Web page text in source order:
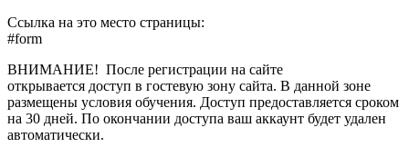
Ссылка на это место страницы:
#form
ВНИМАНИЕ! После регистрации на сайте
открывается доступ в гостевую зону сайта. В данной зоне
размещены условия обучения. Доступ предоставляется сроком
на 30 дней. По окончании доступа ваш аккаунт будет удален
автоматически.